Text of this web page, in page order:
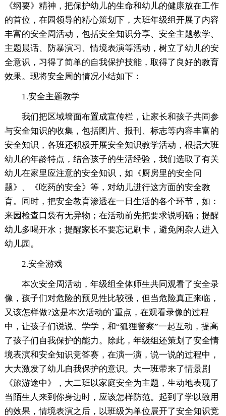
《纲要》精神，把保护幼儿的生命和幼儿的健康放在工作
的首位，在园领导的精心策划下，大班年级组开展了内容
丰富的安全周活动，包括安全知识分享、安全主题教学、
主题晨话、防暴演习、情境表演等活动，树立了幼儿的安
全意识，习得了简单的自我保护技能，取得了良好的教育
效果。现将安全周的情况小结如下：
1.安全主题教学
我们把区域墙面布置成宣传栏，让家长和孩子共同参
与安全知识的收集，包括图片、报刊、标志等内容丰富的
安全知识，各班还积极开展安全知识教学活动，根据大班
幼儿的年龄特点，结合孩子的生活经验，我们选取了有关
幼儿在家里应注意的安全知识，如《厨房里的安全问
题》、《吃药的安全》等，对幼儿进行这方面的安全教
育。同时，把安全教育渗透在一日生活的各个环节，如：
来园检查口袋有无异物；在活动前先把要求说明确；提醒
幼儿多喝开水；提醒家长不要忘记刷卡，避免闲杂人进入
幼儿园。
2.安全游戏
本次安全周活动，年级组全体师生共同观看了安全录
像，孩子们对危险的预见性比较强，但当危险真正来临，
又该怎样做?这是本次活动的`重点，在观看录像的过程
中，让孩子们说说、学学，和“狐狸警察”一起互动，提高
了孩子们自我保护的能力。除此，年级组还策划了安全情
境表演和安全知识竞答赛，在演一演，说一说的过程中，
大大激发了幼儿自我保护的意识。大一班带来了情景剧
《旅游途中》，大二班以家庭安全为主题，生动地表现了
当陌生人来到你身边时，应该怎样防范。起到了学以致用
的效果，情境表演之后，以班级为单位展开了安全知识竞